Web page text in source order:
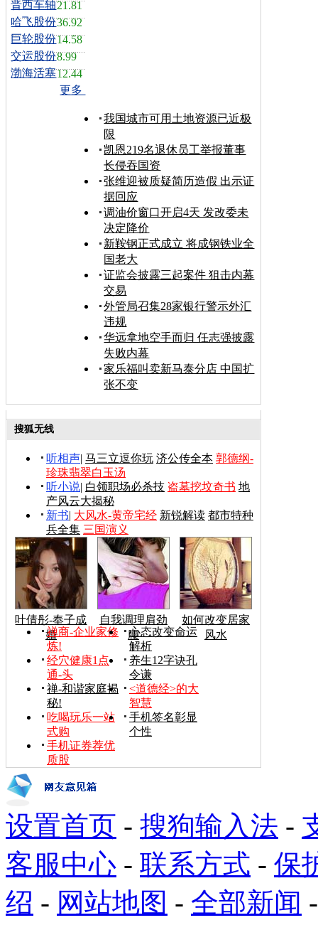
晋西车轴21.81
哈飞股份36.92
巨轮股份14.58
交运股份8.99
渤海活塞12.44
更多
我国城市可用土地资源已近极
限
凯恩219名退休员工举报董事
长侵吞国资
张维迎被质疑简历造假 出示证
据回应
调油价窗口开启4天 发改委未
决定降价
新鞍钢正式成立 将成钢铁业全
国老大
证监会披露三起案件 狙击内幕
交易
外管局召集28家银行警示外汇
违规
华远拿地空手而归 任志强披露
失败内幕
家乐福叫卖新马泰分店 中国扩
张不变
搜狐无线
听相声| 马三立逗你玩 济公传全本 郭德纲-
珍珠翡翠白玉汤
听小说| 白领职场必杀技 盗墓挖坟奇书 地
产风云大揭秘
新书| 大风水-黄帝宅经 新锐解读 都市特种
兵全集 三国演义
叶倩彤-奉子成
婚
自我调理肩劲
腰
如何改变居家
风水
禅商-企业家修
炼!
心态改变命运
解析
经穴健康1点
通-头
养生12字诀孔
令谦
禅-和谐家庭揭
秘!
<道德经>的大
智慧
吃喝玩乐一站
式购
手机签名彰显
个性
手机证券荐优
质股
设置首页 - 搜狗输入法 -
客服中心 - 联系方式 - 保
绍 - 网站地图 - 全部新闻